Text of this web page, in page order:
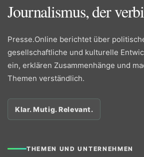
Journalismus, der
Presse.Online berichtet über
gesellschaftliche und kulturelle
ein, erklären Zusammenhänge und
Themen verständlich.
Klar. Mutig. Relevant.
THEMEN UND UNTERNEHMEN